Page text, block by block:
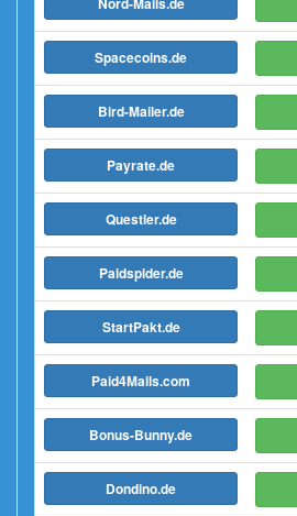
Spacecoins.de
Bird-Mailer.de
Payrate.de
Questler.de
Paidspider.de
StartPakt.de
Paid4Mails.com
Bonus-Bunny.de
Dondino.de